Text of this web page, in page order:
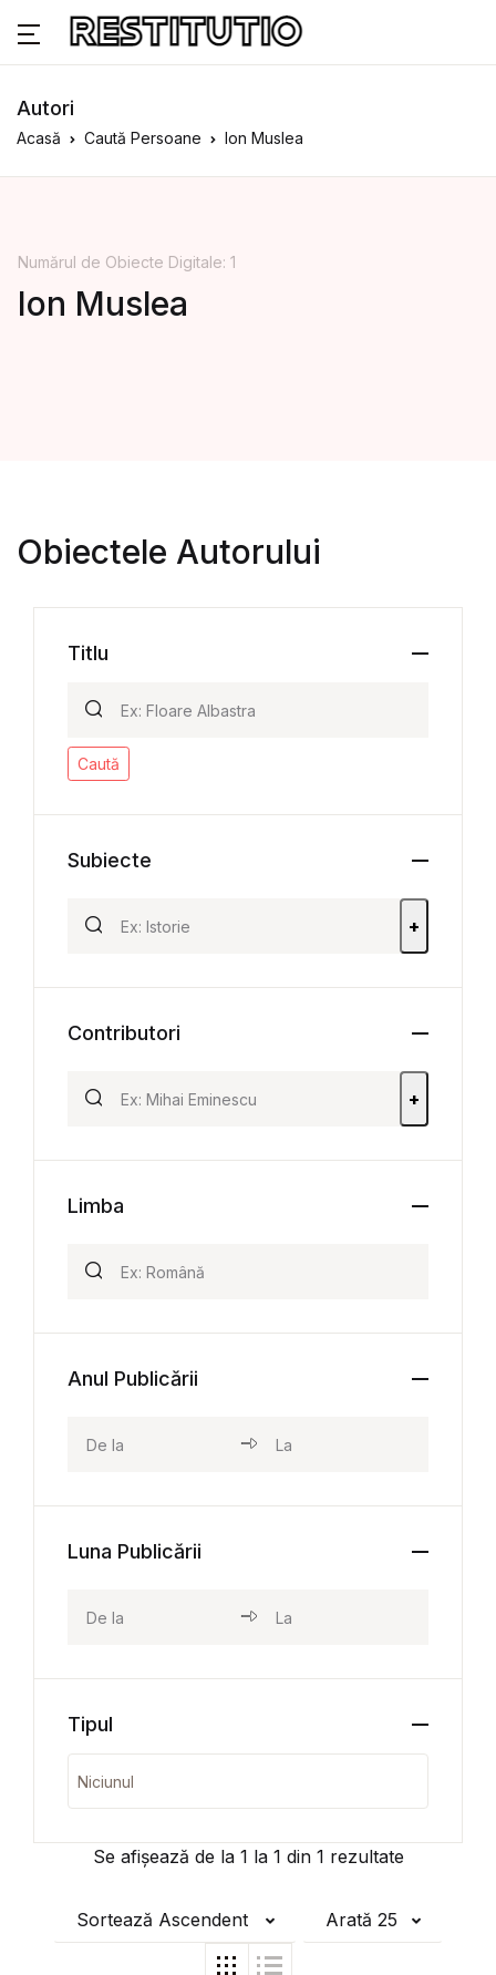
Autori
Acasă Caută Persoane Ion Muslea
Numărul de Obiecte Digitale: 1
Ion Muslea
Obiectele Autorului
Se afișează de la 1 la 1 din 1 rezultate
Sortează Ascendent Arată 25
Titlu
Caută
Subiecte
+
Contributori
+
Limba
Anul Publicării
Luna Publicării
Tipul